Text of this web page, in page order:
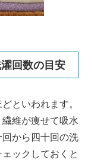
回数の目安
といわれます。
維が痩せて吸水
から四十回の洗
ックしておくと